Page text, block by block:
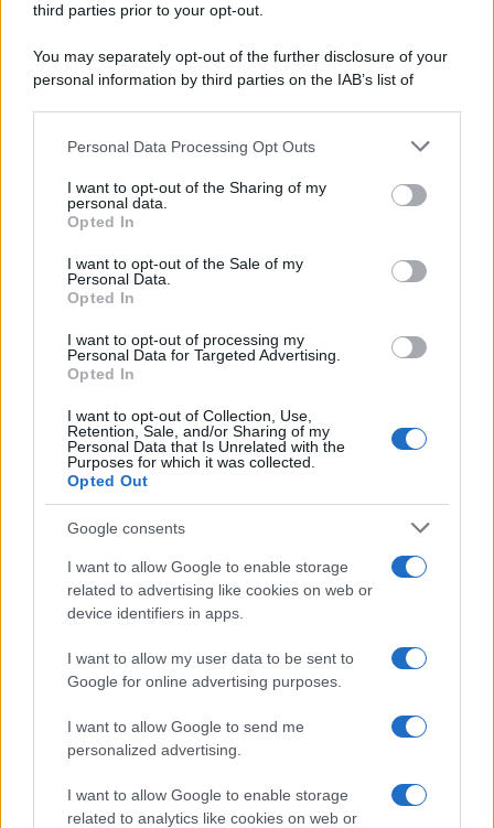
third parties prior to your opt-out.
You may separately opt-out of the further disclosure of your
personal information by third parties on the IAB’s list of
This information may also be disclosed by us to third parties
disclose it to other third parties.
Please note that this website/app uses one or more Google
services and may gather and store information including but
not limited to your visit or usage behaviour. You may click to
grant or deny consent to Google and its third-party tags to
consent section.
Personal Data Processing Opt Outs
I want to opt-out of the Sharing of my
personal data.
Opted In
I want to opt-out of the Sale of my
Personal Data.
Opted In
I want to opt-out of processing my
Personal Data for Targeted Advertising.
Opted In
I want to opt-out of Collection, Use,
Retention, Sale, and/or Sharing of my
Personal Data that Is Unrelated with the
Purposes for which it was collected.
Opted Out
Google consents
I want to allow Google to enable storage
related to advertising like cookies on web or
device identifiers in apps.
I want to allow my user data to be sent to
Google for online advertising purposes.
I want to allow Google to send me
personalized advertising.
I want to allow Google to enable storage
related to analytics like cookies on web or
Day Travel 365
Cineverse Magazine
Investieren24
News Hub UK
Lgbtq News
Investeren 24
NL Newz